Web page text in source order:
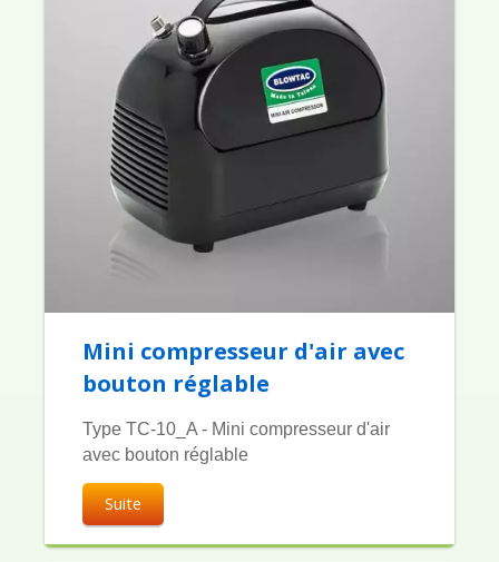
Mini compresseur d'air avec
bouton réglable
Type TC-10_A - Mini compresseur d'air
avec bouton réglable
Suite